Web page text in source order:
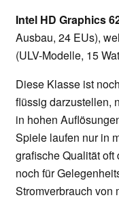
Intel HD Graphics
Ausbau, 24 EUs),
(ULV-Modelle, 15
Diese Klasse ist
flüssig darzustellen,
in hohen
Spiele laufen nur in
grafische Qualität
noch für
Stromverbrauch von